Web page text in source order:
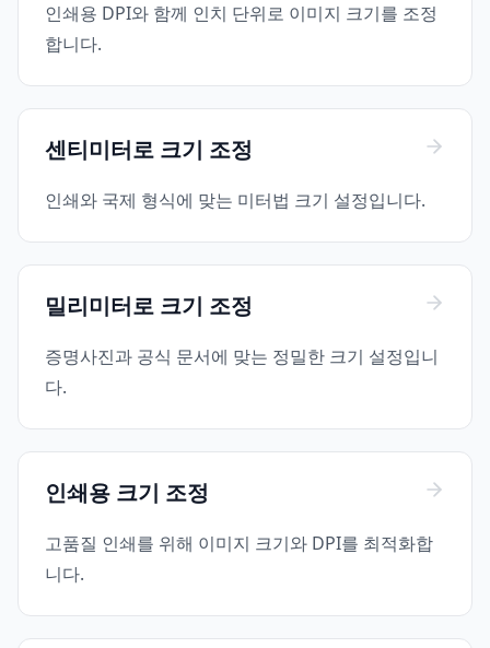
인쇄용 DPI와 함께 인치 단위로 이미지 크기를 조정
합니다.
센티미터로 크기 조정
인쇄와 국제 형식에 맞는 미터법 크기 설정입니다.
밀리미터로 크기 조정
증명사진과 공식 문서에 맞는 정밀한 크기 설정입니
다.
인쇄용 크기 조정
고품질 인쇄를 위해 이미지 크기와 DPI를 최적화합
니다.